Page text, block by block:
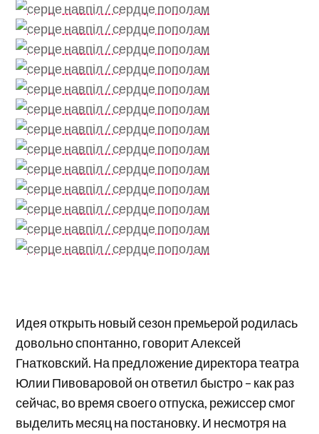
Идея открыть новый сезон премьерой родилась
довольно спонтанно, говорит Алексей
Гнатковский. На предложение директора театра
Юлии Пивоваровой он ответил быстро – как раз
сейчас, во время своего отпуска, режиссер смог
выделить месяц на постановку. И несмотря на